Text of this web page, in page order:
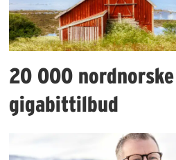
20 000
gigabittilbud